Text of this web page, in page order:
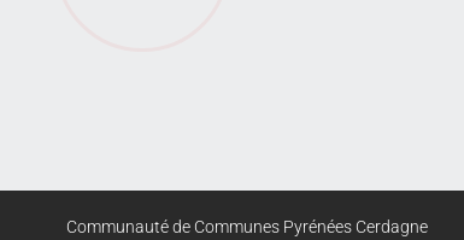
Communauté de Communes Pyrénées Cerdagne